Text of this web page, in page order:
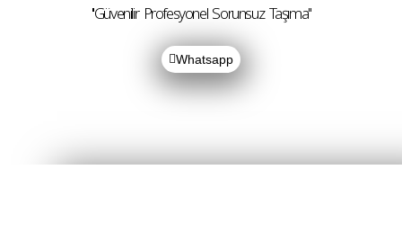
''Güvenilir Profesyonel Sorunsuz Taşıma''
Whatsapp